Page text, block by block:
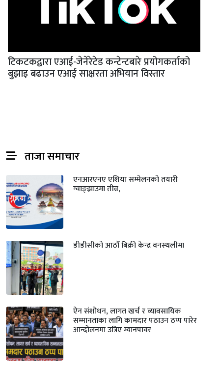
टिकटकद्वारा एआई-जेनेरेटेड कन्टेन्टबारे प्रयोगकर्ताको
बुझाइ बढाउन एआई साक्षरता अभियान विस्तार
ताजा समाचार
एनआरएनए एशिया सम्मेलनको तयारी
ग्वाङ्झाउमा तीव्र,
डीडीसीको आठौँ बिक्री केन्द्र वनस्थलीमा
ऐन संशोधन, लागत खर्च र व्यावसायिक
सम्मानताका लागि कामदार पठाउन ठप्प पारेर
आन्दोलनमा उत्रिए म्यानपावर